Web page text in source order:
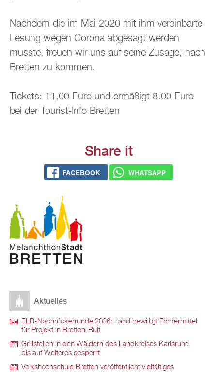
Nach­dem die im Mai 2020 mit ihm ver­ein­bar­te
Le­sung wegen Co­ro­na ab­ge­sagt wer­den
muss­te, freu­en wir uns auf seine Zu­sa­ge, nach
Brett­en zu kom­men.
Ti­ckets: 11,00 Euro und er­mä­ßigt 8.00 Euro
bei der Tou­rist-Info Brett­en
Share it
FACE­BOOK WHATS­APP
Ak­tu­el­les
ELR-Nach­rü­ck­er­run­de 2026: Land be­wil­ligt För­der­mit­tel
für Pro­jekt in Brett­en-Ruit
Grill­stel­len in den Wäl­dern des Land­krei­ses Karls­ru­he
bis auf Wei­te­res ge­sperrt
Volks­hoch­schu­le Brett­en ver­öf­fent­licht viel­fäl­ti­ges